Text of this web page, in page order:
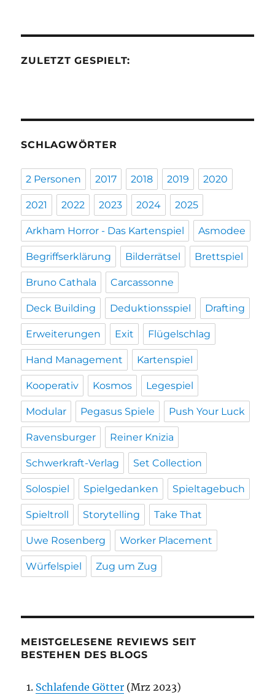
ZULETZT GESPIELT:
SCHLAGWÖRTER
2 Personen 2017 2018 2019 2020
2021 2022 2023 2024 2025
Arkham Horror - Das Kartenspiel Asmodee
Begriffserklärung Bilderrätsel Brettspiel
Bruno Cathala Carcassonne
Deck Building Deduktionsspiel Drafting
Erweiterungen Exit Flügelschlag
Hand Management Kartenspiel
Kooperativ Kosmos Legespiel
Modular Pegasus Spiele Push Your Luck
Ravensburger Reiner Knizia
Schwerkraft-Verlag Set Collection
Solospiel Spielgedanken Spieltagebuch
Spieltroll Storytelling Take That
Uwe Rosenberg Worker Placement
Würfelspiel Zug um Zug
MEISTGELESENE REVIEWS SEIT
BESTEHEN DES BLOGS
Schlafende Götter (Mrz 2023)